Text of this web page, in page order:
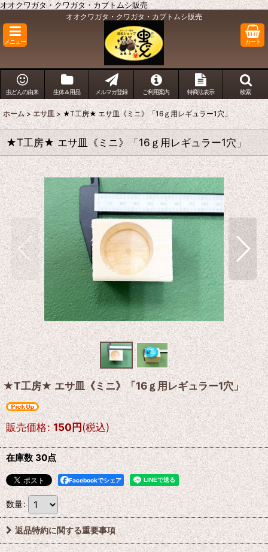
オオクワガタ・クワガタ・カブトムシ販売
オオクワガタ・クワガタ・カブトムシ販売
メニュー カート
虫どんの由来 生体＆用品 メルマガ登録 ご利用案内 特商法表示 検索
ホーム > エサ皿 > ★T工房★ エサ皿《ミニ》「16ｇ用レギュラー1穴」
★T工房★ エサ皿《ミニ》「16ｇ用レギュラー1穴」
★T工房★ エサ皿《ミニ》「16ｇ用レギュラー1穴」
販売価格: 150円(税込)
在庫数 30点
Facebookでシェア
数量:
返品特約に関する重要事項